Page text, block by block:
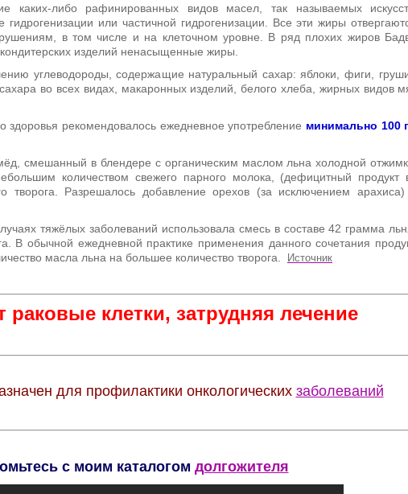
каких-либо рафинированных видов масел, так называемых
или частичной гидрогенизации. Все эти жиры
в том числе и на клеточном уровне. В ряд плохих жиров
изделий ненасыщенные жиры.
углеводороды, содержащие натуральный сахар: яблоки, фиги,
во всех видах, макаронных изделий, белого хлеба, жирных видов
здоровья рекомендовалось ежедневное употребление минимально 100
смешанный в блендере с органическим маслом льна холодной
количеством свежего парного молока, (дефицитный продукт
творога. Разрешалось добавление орехов (за исключением
тяжёлых заболеваний использовала смесь в составе 42 грамма
В обычной ежедневной практике применения данного сочетания
масла льна на большее количество творога.
Источник
раковые клетки, затрудняя лечение
для профилактики онкологических заболеваний
с моим каталогом долгожителя